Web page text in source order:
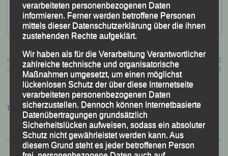
VeröffentlichtinAktuelles,Archiv 2019|Markiert mit
Freudenseelauf Hauzenberg,Hauzenberg
Beitragsnavigation
←
„Und die Karawane zieht weiter …“
– Dritter Teil –
Sparkassen Alb Marathon Schwäbisch
Gmünd, 26. Oktober 2019
→
Termine:
verarbeiteten personenbezogenen Daten
informieren. Ferner werden betroffene Personen
mittels dieser Datenschutzerklärung über die ihnen
zustehenden Rechte aufgeklärt.
Wir haben als für die Verarbeitung Verantwortlicher
zahlreiche technische und organisatorische
Maßnahmen umgesetzt, um einen möglichst
lückenlosen Schutz der über diese Internetseite
verarbeiteten personenbezogenen Daten
sicherzustellen. Dennoch können Internetbasierte
Datenübertragungen grundsätzlich
Sicherheitslücken aufweisen, sodass ein absoluter
Schutz nicht gewährleistet werden kann. Aus
diesem Grund steht es jeder betroffenen Person